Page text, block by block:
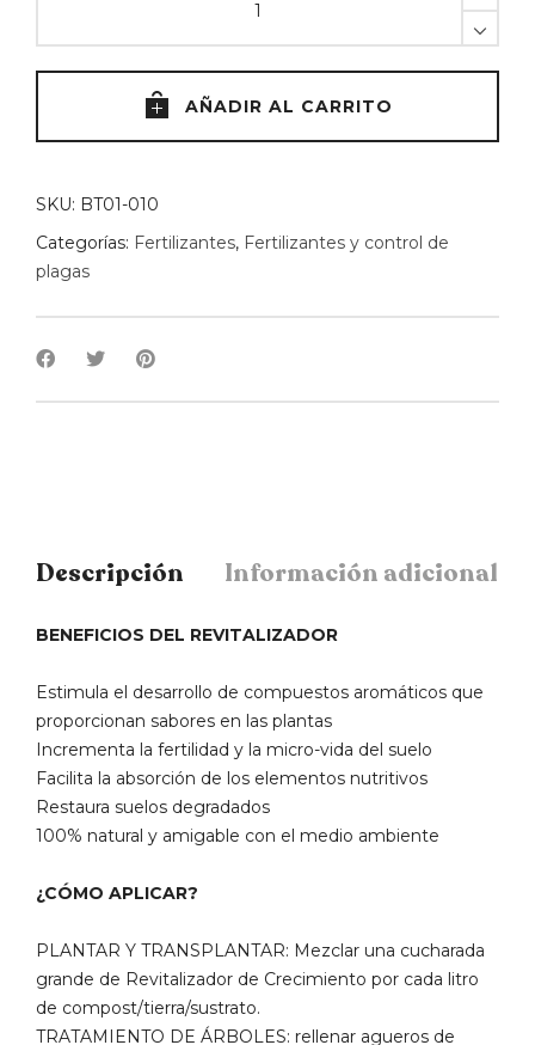
crecimiento
quantity
AÑADIR AL CARRITO
SKU: BT01-010
Categorías: Fertilizantes, Fertilizantes y control de
plagas
Descripción Información adicional
BENEFICIOS DEL REVITALIZADOR
Estimula el desarrollo de compuestos aromáticos que
proporcionan sabores en las plantas
Incrementa la fertilidad y la micro-vida del suelo
Facilita la absorción de los elementos nutritivos
Restaura suelos degradados
100% natural y amigable con el medio ambiente
¿CÓMO APLICAR?
PLANTAR Y TRANSPLANTAR: Mezclar una cucharada
grande de Revitalizador de Crecimiento por cada litro
de compost/tierra/sustrato.
TRATAMIENTO DE ÁRBOLES: rellenar agueros de